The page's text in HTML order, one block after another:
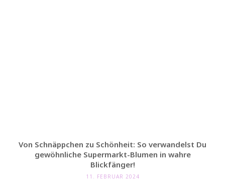
Von Schnäppchen zu Schönheit: So verwandelst Du
gewöhnliche Supermarkt-Blumen in wahre
Blickfänger!
11. FEBRUAR 2024